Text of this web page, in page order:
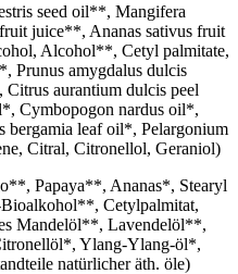
seed oil**, Mangifera
juice**, Ananas sativus fruit
Alcohol**, Cetyl palmitate,
Prunus amygdalus dulcis
aurantium dulcis peel
Cymbopogon nardus oil*,
bergamia leaf oil*, Pelargonium
Citral, Citronellol, Geraniol)
Papaya**, Ananas*, Stearyl
Cetylpalmitat,
Mandelöl**, Lavendelöl**,
Ylang-Ylang-öl*,
natürlicher äth. öle)